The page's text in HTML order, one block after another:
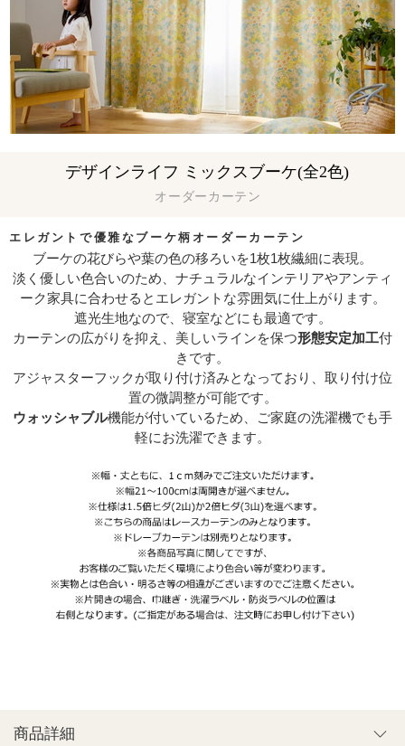
エレガントで優雅なブーケ柄オーダーカーテン
オーダーカーテン
デザインライフ ミックスブーケ(全2色)
ブーケの花びらや葉の色の移ろいを1枚1枚繊細に表現。
淡く優しい色合いのため、ナチュラルなインテリアやアンティ
ーク家具に合わせるとエレガントな雰囲気に仕上がります。
遮光生地なので、寝室などにも最適です。
カーテンの広がりを抑え、美しいラインを保つ形態安定加工付
きです。
アジャスターフックが取り付け済みとなっており、取り付け位
置の微調整が可能です。
ウォッシャブル機能が付いているため、ご家庭の洗濯機でも手
軽にお洗濯できます。
商品詳細